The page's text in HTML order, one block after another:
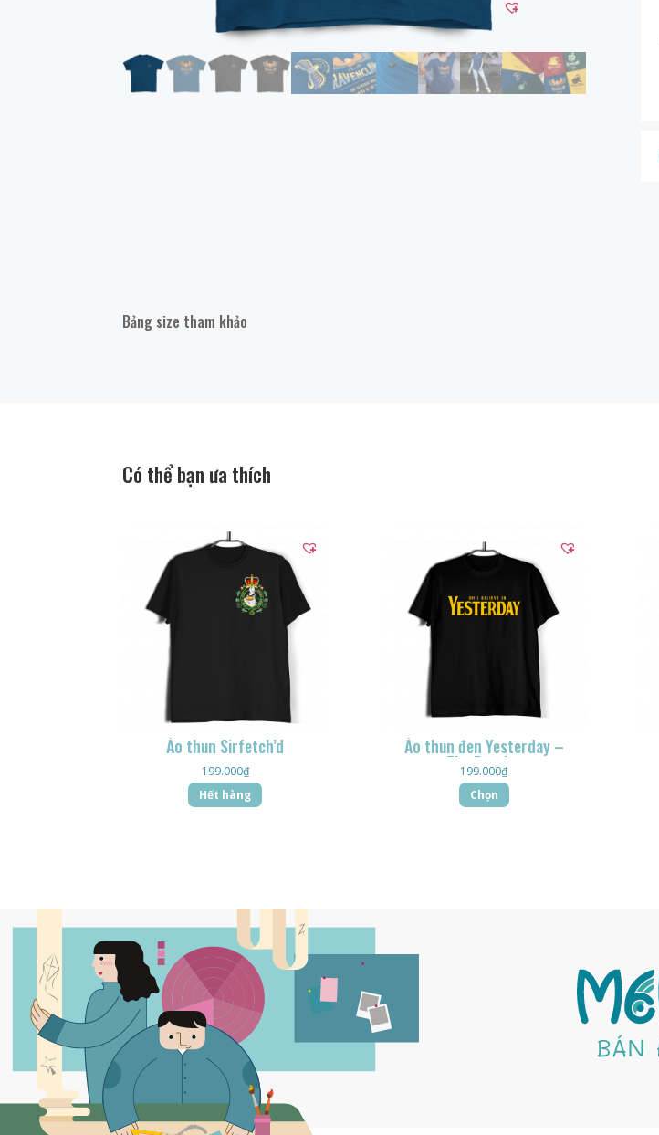
Bảng size tham khảo
Có thể bạn ưa thích
Áo thun Sirfetch’d
199.000₫
Hết hàng
Áo thun đen Yesterday –
The Beatles
199.000₫
Chọn